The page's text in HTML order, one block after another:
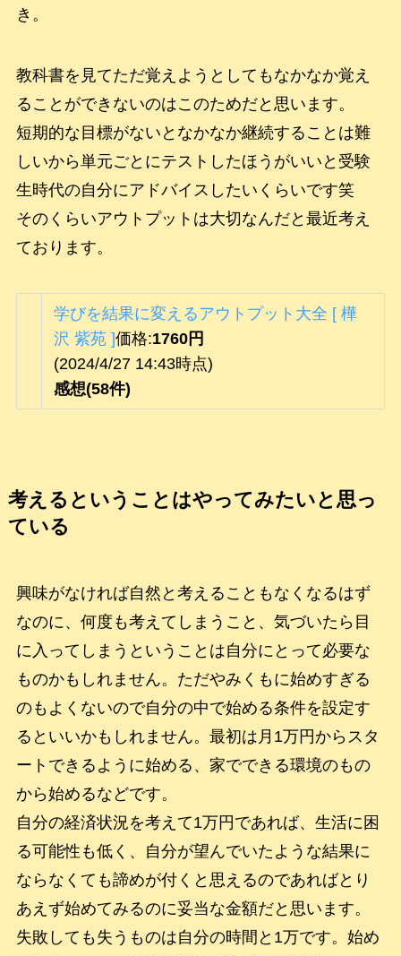
き。
教科書を見てただ覚えようとしてもなかなか覚え
ることができないのはこのためだと思います。
短期的な目標がないとなかなか継続することは難
しいから単元ごとにテストしたほうがいいと受験
生時代の自分にアドバイスしたいくらいです笑
そのくらいアウトプットは大切なんだと最近考え
ております。
学びを結果に変えるアウトプット大全 [ 樺
沢 紫苑 ]価格:1760円
(2024/4/27 14:43時点)
感想(58件)
考えるということはやってみたいと思っ
ている
興味がなければ自然と考えることもなくなるはず
なのに、何度も考えてしまうこと、気づいたら目
に入ってしまうということは自分にとって必要な
ものかもしれません。ただやみくもに始めすぎる
のもよくないので自分の中で始める条件を設定す
るといいかもしれません。最初は月1万円からスタ
ートできるように始める、家でできる環境のもの
から始めるなどです。
自分の経済状況を考えて1万円であれば、生活に困
る可能性も低く、自分が望んでいたような結果に
ならなくても諦めが付くと思えるのであればとり
あえず始めてみるのに妥当な金額だと思います。
失敗しても失うものは自分の時間と1万です。始め